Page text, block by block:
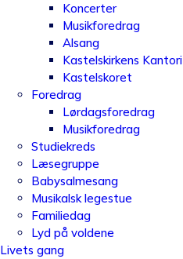
Koncerter
Musikforedrag
Alsang
Kastelskirkens Kantori
Kastelskoret
Foredrag
Lørdagsforedrag
Musikforedrag
Studiekreds
Læsegruppe
Babysalmesang
Musikalsk legestue
Familiedag
Lyd på voldene
Livets gang